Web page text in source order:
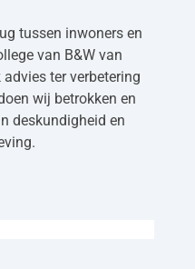
tussen inwoners en
van B&W van
ter verbetering
wij betrokken en
deskundigheid en